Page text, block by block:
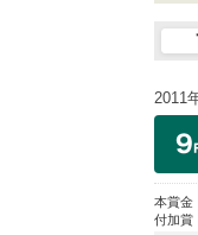
2011
本賞金
付加賞